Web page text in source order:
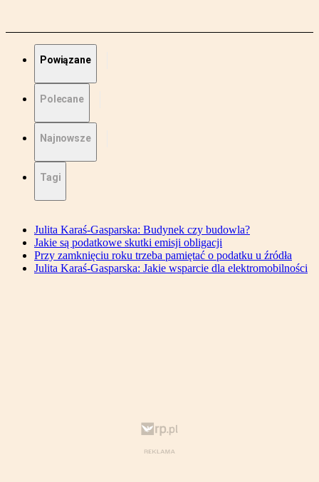
Powiązane
Polecane
Najnowsze
Tagi
Julita Karaś-Gasparska: Budynek czy budowla?
Jakie są podatkowe skutki emisji obligacji
Przy zamknięciu roku trzeba pamiętać o podatku u źródła
Julita Karaś-Gasparska: Jakie wsparcie dla elektromobilności